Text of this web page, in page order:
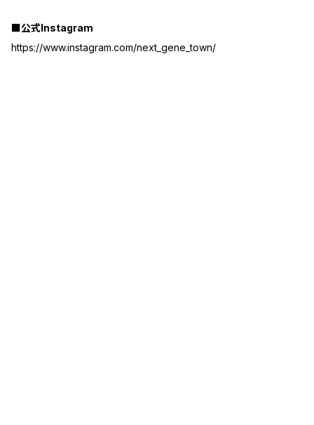
■公式Instagram
https://www.instagram.com/next_gene_town/